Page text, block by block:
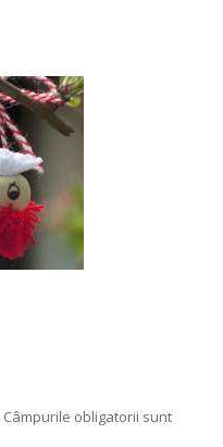
Câmpurile obligatorii sunt